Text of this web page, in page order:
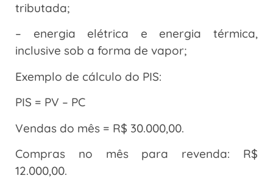
tributada;
– energia elétrica e energia térmica,
inclusive sob a forma de vapor;
Exemplo de cálculo do PIS:
PIS = PV – PC
Vendas do mês = R$ 30.000,00.
Compras no mês para revenda: R$
12.000,00.